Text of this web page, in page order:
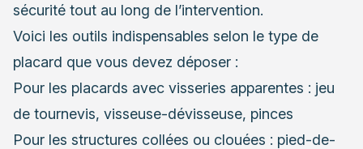
sécurité tout au long de l’intervention.
Voici les outils indispensables selon le type de
placard que vous devez déposer :
Pour les placards avec visseries apparentes : jeu
de tournevis, visseuse-dévisseuse, pinces
Pour les structures collées ou clouées : pied-de-